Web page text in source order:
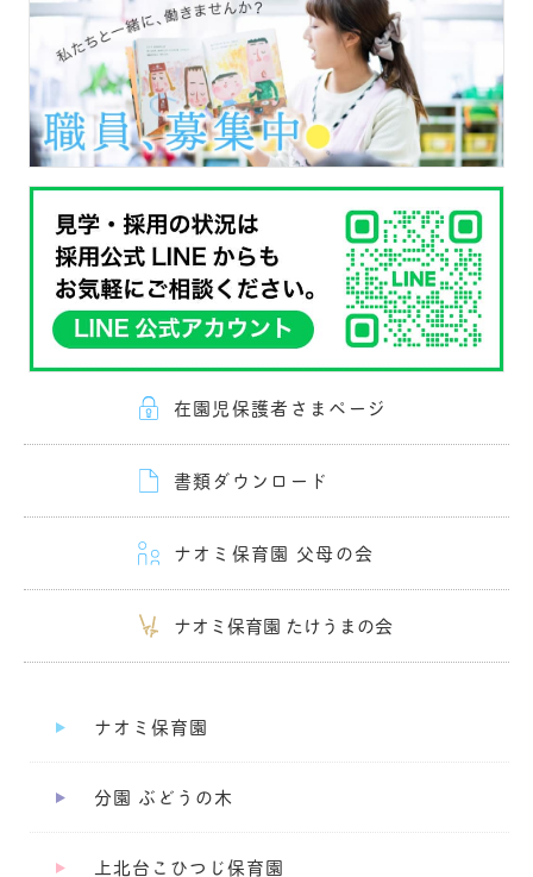
在園児保護者さまページ
書類ダウンロード
ナオミ保育園 父母の会
ナオミ保育園 たけうまの会
ナオミ保育園
分園 ぶどうの木
上北台こひつじ保育園